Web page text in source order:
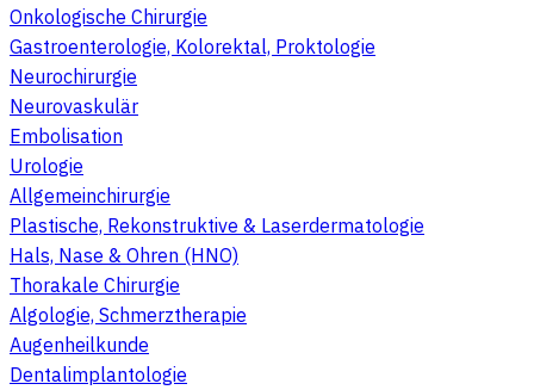
Onkologische Chirurgie
Gastroenterologie, Kolorektal, Proktologie
Neurochirurgie
Neurovaskulär
Embolisation
Urologie
Allgemeinchirurgie
Plastische, Rekonstruktive & Laserdermatologie
Hals, Nase & Ohren (HNO)
Thorakale Chirurgie
Algologie, Schmerztherapie
Augenheilkunde
Dentalimplantologie